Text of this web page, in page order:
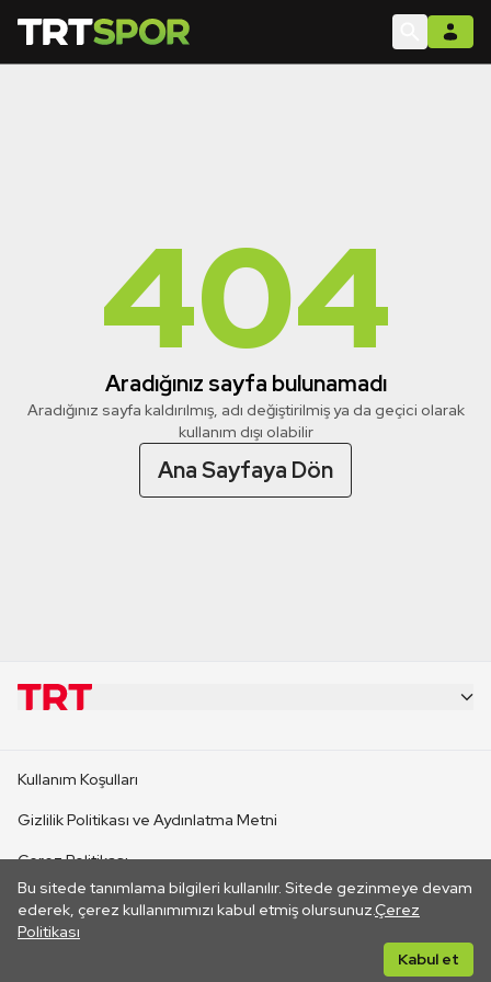
404
Aradığınız sayfa bulunamadı
Aradığınız sayfa kaldırılmış, adı değiştirilmiş ya da geçici olarak
kullanım dışı olabilir
Ana Sayfaya Dön
Bu sitede tanımlama bilgileri kullanılır. Sitede gezinmeye devam
ederek, çerez kullanımımızı kabul etmiş olursunuz.Çerez
Politikası
Kabul et
CANLI YAYINLAR
Kullanım Koşulları
Gizlilik Politikası ve Aydınlatma Metni
Çerez Politikası
İletişim
Her hakkı saklıdır. ©2026 TRT. Bağlantı yoluyla gidilen dış